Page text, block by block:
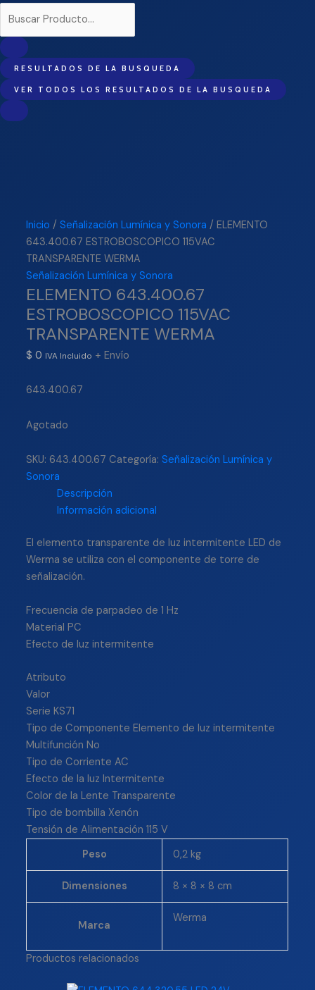
RESULTADOS DE LA BUSQUEDA
VER TODOS LOS RESULTADOS DE LA BUSQUEDA
Inicio /Señalización Lumínica y Sonora / ELEMENTO
643.400.67 ESTROBOSCOPICO 115VAC
TRANSPARENTE WERMA
Señalización Lumínica y Sonora
ELEMENTO 643.400.67
ESTROBOSCOPICO 115VAC
TRANSPARENTE WERMA
$ 0 IVA Incluido + Envío
643.400.67
Agotado
SKU: 643.400.67 Categoría: Señalización Lumínica y
Sonora
Descripción
Información adicional
El elemento transparente de luz intermitente LED de
Werma se utiliza con el componente de torre de
señalización.
Frecuencia de parpadeo de 1 Hz
Material PC
Efecto de luz intermitente
Atributo
Valor
Serie KS71
Tipo de Componente Elemento de luz intermitente
Multifunción No
Tipo de Corriente AC
Efecto de la luz Intermitente
Color de la Lente Transparente
Tipo de bombilla Xenón
Tensión de Alimentación 115 V
Peso
0,2 kg
Dimensiones 8 × 8 × 8 cm
Marca
Werma
Productos relacionados